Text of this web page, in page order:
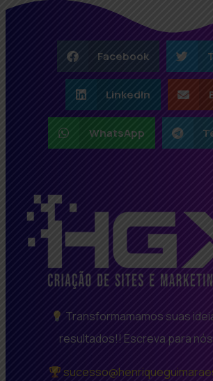
Facebook
LinkedIn
WhatsApp
Transformamamos suas
resultados!! Escreva para